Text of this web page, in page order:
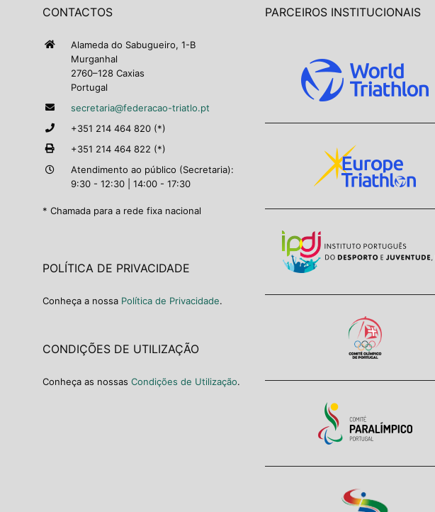
CONTACTOS
Alameda do Sabugueiro, 1-B
Murganhal
2760–128 Caxias
Portugal
secretaria@federacao-triatlo.pt
+351 214 464 820 (*)
+351 214 464 822 (*)
Atendimento ao público (Secretaria):
9:30 - 12:30 | 14:00 - 17:30
* Chamada para a rede fixa nacional
POLÍTICA DE PRIVACIDADE
Conheça a nossa Política de Privacidade.
CONDIÇÕES DE UTILIZAÇÃO
Conheça as nossas Condições de Utilização.
PARCEIROS INSTITUCIONAIS